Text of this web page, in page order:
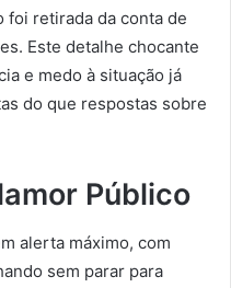
retirada da conta de
Este detalhe chocante
e medo à situação já
do que respostas sobre
Público
alerta máximo, com
sem parar para